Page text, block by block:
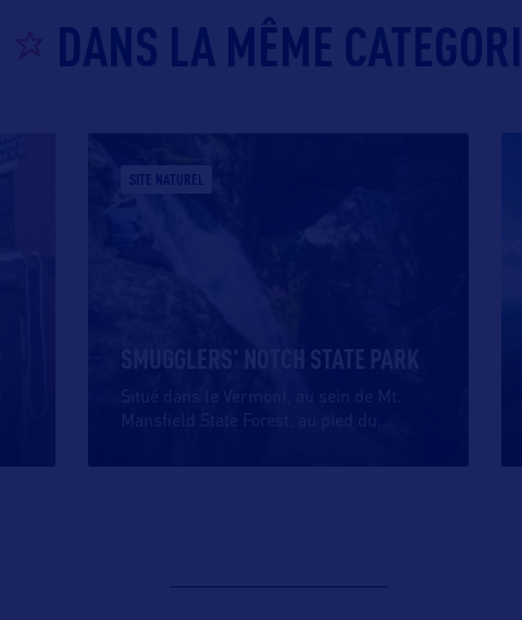
DANS LA MÊME
SITE NATUREL
SMUGGLERS' NOTCH STATE PARK
Situé dans le Vermont, au sein de Mt.
Mansfield State Forest, au pied du